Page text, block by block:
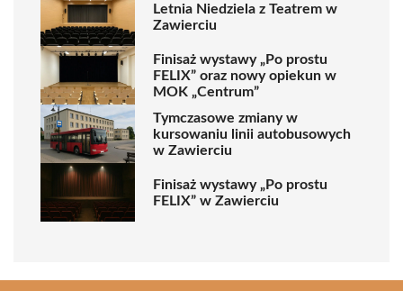
Letnia Niedziela z Teatrem w
Zawierciu
Finisaż wystawy „Po prostu
FELIX” oraz nowy opiekun w
MOK „Centrum”
Tymczasowe zmiany w
kursowaniu linii autobusowych
w Zawierciu
Finisaż wystawy „Po prostu
FELIX” w Zawierciu